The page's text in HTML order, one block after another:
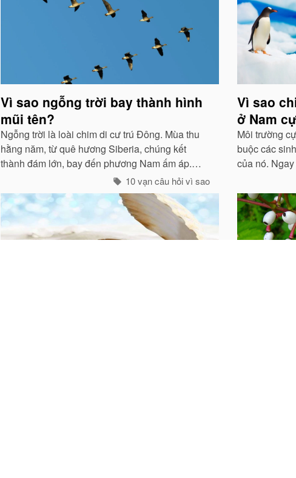
Vì sao ngỗng trời bay thành hình
mũi tên?
Ngỗng trời là loài chim di cư trú Đông. Mùa thu
hằng năm, từ quê hương Siberia, chúng kết
thành đám lớn, bay đến phương Nam ấm áp.
Trong hành trình dài, chúng tổ chức đội hình rất
chặt chẽ...
10 vạn câu hỏi vì sao
Vì sao
ở Nam
Môi trường
buộc các
của nó.
được cái rét
trắng, voi
Nam...